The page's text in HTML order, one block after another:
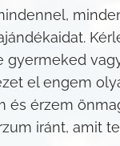
el engem
érzem
iránt, amit